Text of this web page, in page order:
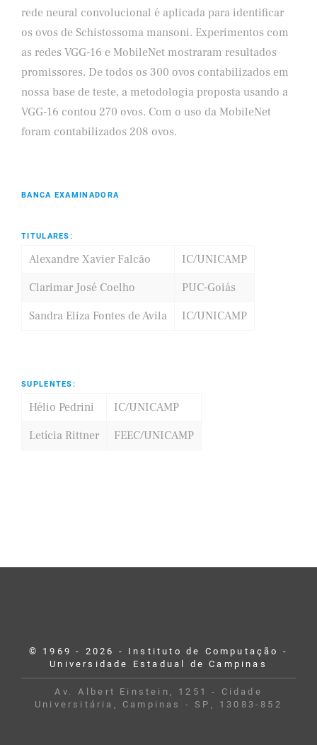
rede neural convolucional é aplicada para identificar
os ovos de Schistossoma mansoni. Experimentos com
as redes VGG-16 e MobileNet mostraram resultados
promissores. De todos os 300 ovos contabilizados em
nossa base de teste, a metodologia proposta usando a
VGG-16 contou 270 ovos. Com o uso da MobileNet
foram contabilizados 208 ovos.
BANCA EXAMINADORA
TITULARES:
Alexandre Xavier Falcão
IC/UNICAMP
Clarimar José Coelho
PUC-Goiás
Sandra Eliza Fontes de Avila
IC/UNICAMP
SUPLENTES:
Hélio Pedrini
IC/UNICAMP
Letícia Rittner
FEEC/UNICAMP
© 1969 - 2026 - Instituto de Computação -
Universidade Estadual de Campinas
Av. Albert Einstein, 1251 - Cidade
Universitária, Campinas - SP, 13083-852